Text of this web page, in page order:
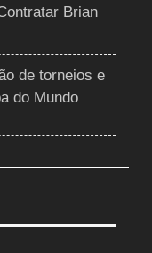
Brian
de torneios e
do Mundo